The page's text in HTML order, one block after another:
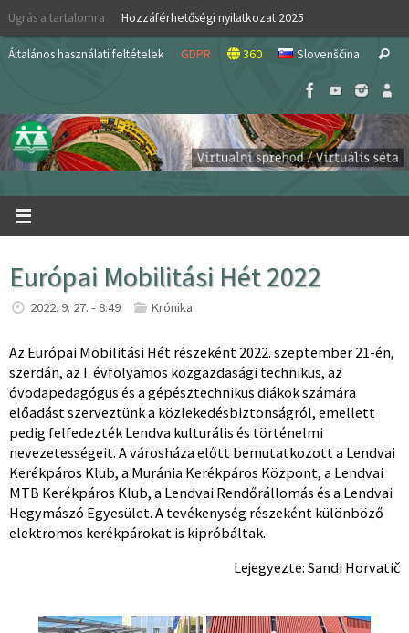
Skip
content
Ugrás a tartalomra Hozzáférhetőségi nyilatkozat 2025
Általános használati feltételek GDPR 360 Slovenščina Search
Európai Mobilitási Hét 2022
2022. 9. 27. - 8:49 Krónika
Az Európai Mobilitási Hét részeként 2022. szeptember 21-én,
szerdán, az I. évfolyamos közgazdasági technikus, az
óvodapedagógus és a gépésztechnikus diákok számára
előadást szerveztünk a közlekedésbiztonságról, emellett
pedig felfedezték Lendva kulturális és történelmi
nevezetességeit. A városháza előtt bemutatkozott a Lendvai
Kerékpáros Klub, a Muránia Kerékpáros Központ, a Lendvai
MTB Kerékpáros Klub, a Lendvai Rendőrállomás és a Lendvai
Hegymászó Egyesület. A tevékenység részeként különböző
elektromos kerékpárokat is kipróbáltak.
Lejegyezte: Sandi Horvatič